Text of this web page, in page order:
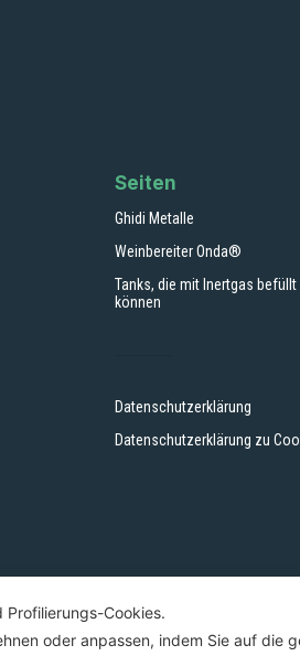
Seiten
Ghidi Metalle
Weinbereiter Onda®
Tanks, die mit Inertgas befüllt
können
Datenschutzerklärung
Datenschutzerklärung zu
Profilierungs-Cookies.
oder anpassen, indem Sie auf die